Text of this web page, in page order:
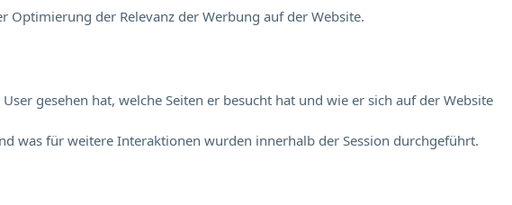
Optimierung der Relevanz der Werbung auf der Website.
gesehen hat, welche Seiten er besucht hat und wie er sich auf der Website
was für weitere Interaktionen wurden innerhalb der Session durchgeführt.